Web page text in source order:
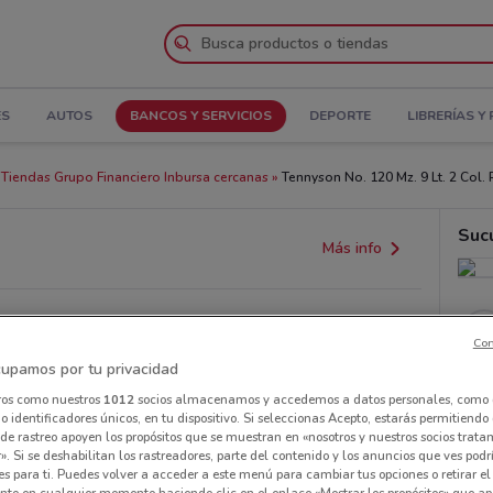
AUTOS BANCOS Y SERVICIOS DEPORTE LIBRERÍAS Y
Tiendas Grupo Financiero Inbursa cercanas Tennyson No. 120 Mz. 9 Lt. 2
Más info
por tu privacidad
como nuestros 1012socios almacenamos y accedemos a datos personales, como
identificadores únicos, en tu dispositivo. Si seleccionas Acepto, estarás
rastreo apoyen los propósitos que se muestran en «nosotros y nuestros socios
Si se deshabilitan los rastreadores, parte del contenido y los anuncios que ves
para ti. Puedes volver a acceder a este menú para cambiar tus opciones o retirar el